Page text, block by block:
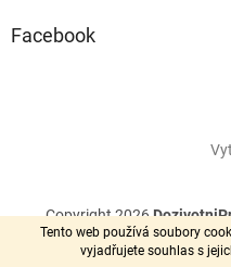
Tento web používá soubory
vyjadřujete souhlas s
Facebook
Copyright 2026